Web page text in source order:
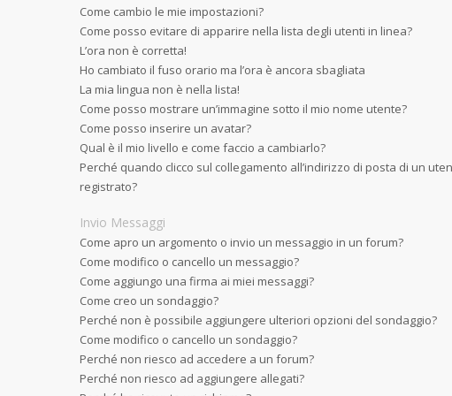
Come cambio le mie impostazioni?
Come posso evitare di apparire nella lista degli utenti in linea?
L’ora non è corretta!
Ho cambiato il fuso orario ma l’ora è ancora sbagliata
La mia lingua non è nella lista!
Come posso mostrare un’immagine sotto il mio nome utente?
Come posso inserire un avatar?
Qual è il mio livello e come faccio a cambiarlo?
Perché quando clicco sul collegamento all’indirizzo di posta di un
registrato?
Invio Messaggi
Come apro un argomento o invio un messaggio in un forum?
Come modifico o cancello un messaggio?
Come aggiungo una firma ai miei messaggi?
Come creo un sondaggio?
Perché non è possibile aggiungere ulteriori opzioni del sondaggio?
Come modifico o cancello un sondaggio?
Perché non riesco ad accedere a un forum?
Perché non riesco ad aggiungere allegati?